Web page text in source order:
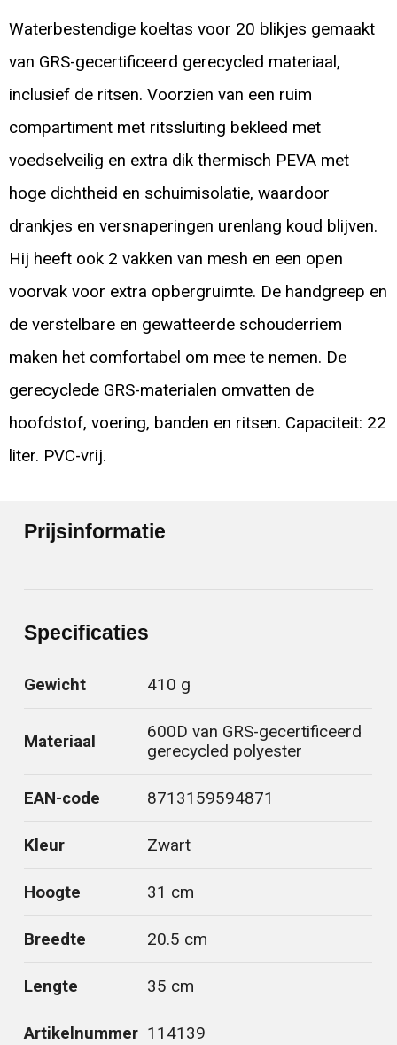
Waterbestendige koeltas voor 20 blikjes gemaakt
van GRS-gecertificeerd gerecycled materiaal,
inclusief de ritsen. Voorzien van een ruim
compartiment met ritssluiting bekleed met
voedselveilig en extra dik thermisch PEVA met
hoge dichtheid en schuimisolatie, waardoor
drankjes en versnaperingen urenlang koud blijven.
Hij heeft ook 2 vakken van mesh en een open
voorvak voor extra opbergruimte. De handgreep en
de verstelbare en gewatteerde schouderriem
maken het comfortabel om mee te nemen. De
gerecyclede GRS-materialen omvatten de
hoofdstof, voering, banden en ritsen. Capaciteit: 22
liter. PVC-vrij.
Prijsinformatie
Specificaties
Gewicht 410 g
Materiaal
600D van GRS-gecertificeerd
gerecycled polyester
EAN-code 8713159594871
Kleur Zwart
Hoogte 31 cm
Breedte 20.5 cm
Lengte 35 cm
Artikelnummer 114139